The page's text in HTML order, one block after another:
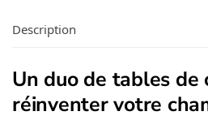
Description
Un duo de tables de
réinventer votre